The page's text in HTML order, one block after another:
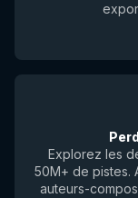
Explorez les
50M+ de pistes.
auteurs-